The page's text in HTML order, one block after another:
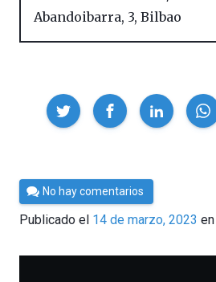
Abandoibarra, 3, Bilbao
Compartir
Por
César
Tomé
No hay comentarios
Publicado el 14 de marzo, 2023 en